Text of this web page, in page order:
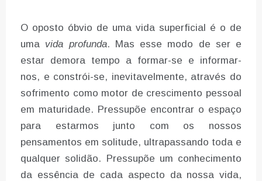
O oposto óbvio de uma vida superficial é o de
uma vida profunda. Mas esse modo de ser e
estar demora tempo a formar-se e informar-
nos, e constrói-se, inevitavelmente, através do
sofrimento como motor de crescimento pessoal
em maturidade. Pressupõe encontrar o espaço
para estarmos junto com os nossos
pensamentos em solitude, ultrapassando toda e
qualquer solidão. Pressupõe um conhecimento
da essência de cada aspecto da nossa vida,